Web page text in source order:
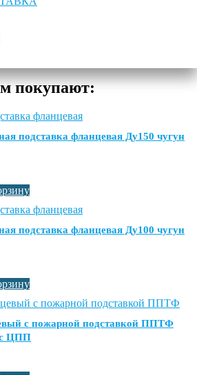
H=1,00 м чугунный (Синий)
чугунный подземный
покупают:
подставка фланцевая Ду150 чугун
подставка фланцевая Ду100 чугун
с пожарной подставкой ППТФ
с ЦПП